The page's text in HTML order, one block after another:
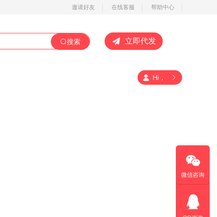
邀请好友 在线客服 帮助中心
搜索 立即代发
Hi，
微信咨询